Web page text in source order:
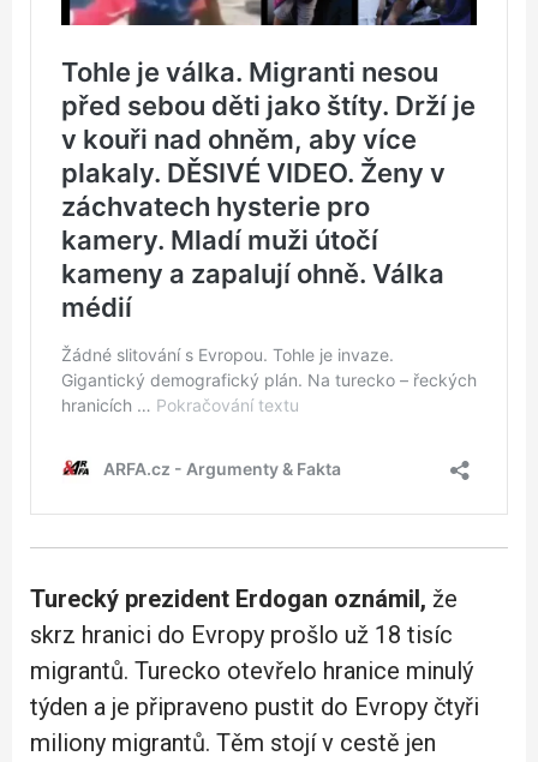
Turecký prezident Erdogan oznámil, že
skrz hranici do Evropy prošlo už 18 tisíc
migrantů. Turecko otevřelo hranice minulý
týden a je připraveno pustit do Evropy čtyři
miliony migrantů. Těm stojí v cestě jen